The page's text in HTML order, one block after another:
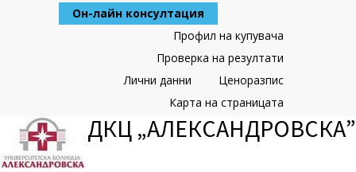
Он-лайн консултация
Профил на купувача
Проверка на резултати
Ценоразпис
Лични данни
Карта на страницата
ДКЦ „АЛЕКСАНДРОВСКА”